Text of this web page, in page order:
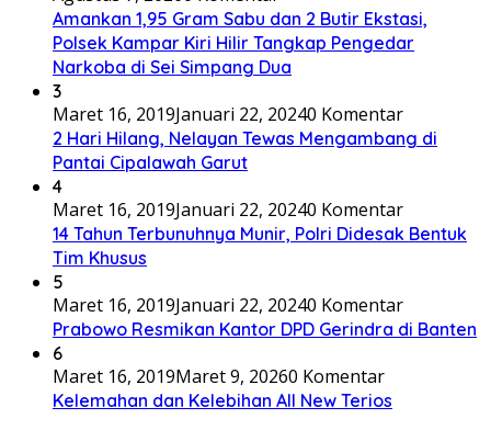
Amankan 1,95 Gram Sabu dan 2 Butir Ekstasi,
Polsek Kampar Kiri Hilir Tangkap Pengedar
Narkoba di Sei Simpang Dua
3
Maret 16, 2019Januari 22, 20240 Komentar
2 Hari Hilang, Nelayan Tewas Mengambang di
Pantai Cipalawah Garut
4
Maret 16, 2019Januari 22, 20240 Komentar
14 Tahun Terbunuhnya Munir, Polri Didesak Bentuk
Tim Khusus
5
Maret 16, 2019Januari 22, 20240 Komentar
Prabowo Resmikan Kantor DPD Gerindra di Banten
6
Maret 16, 2019Maret 9, 20260 Komentar
Kelemahan dan Kelebihan All New Terios